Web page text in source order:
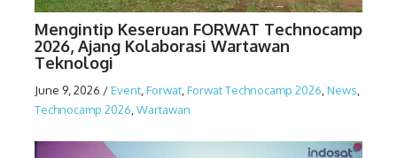
Mengintip Keseruan FORWAT Technocamp
2026, Ajang Kolaborasi Wartawan
Teknologi
June 9, 2026 /Event,Forwat,Forwat Technocamp 2026,News,
Technocamp 2026,Wartawan